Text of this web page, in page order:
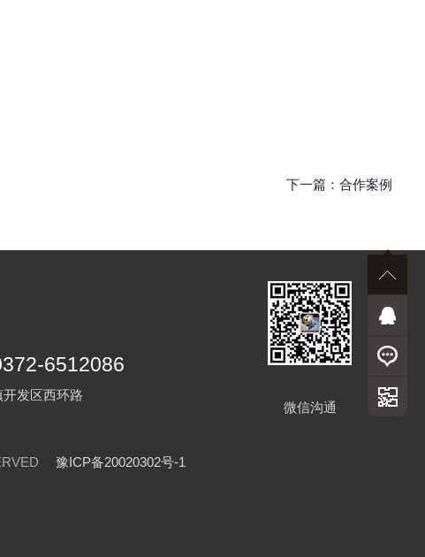
下一篇： 合作案例
6512086
发区西环路
微信沟通
豫ICP备20020302号-1